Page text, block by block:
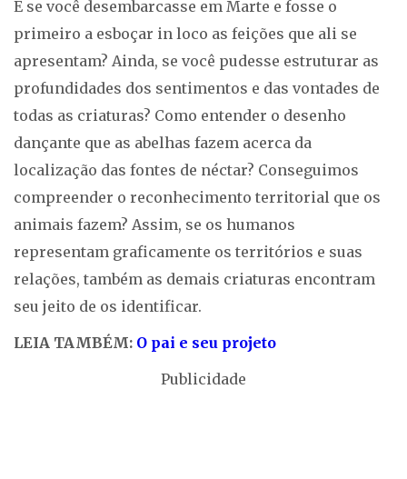
E se você desembarcasse em Marte e fosse o
primeiro a esboçar in loco as feições que ali se
apresentam? Ainda, se você pudesse estruturar as
profundidades dos sentimentos e das vontades de
todas as criaturas? Como entender o desenho
dançante que as abelhas fazem acerca da
localização das fontes de néctar? Conseguimos
compreender o reconhecimento territorial que os
animais fazem? Assim, se os humanos
representam graficamente os territórios e suas
relações, também as demais criaturas encontram
seu jeito de os identificar.
LEIA TAMBÉM: O pai e seu projeto
Publicidade